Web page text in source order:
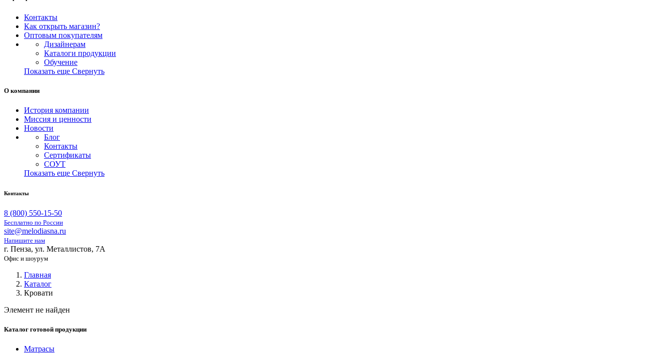
Контакты
Как открыть магазин?
Оптовым покупателям
Дизайнерам
Каталоги продукции
Обучение
Показать еще Свернуть
О компании
История компании
Миссия и ценности
Новости
Блог
Контакты
Сертификаты
СОУТ
Показать еще Свернуть
Контакты
8 (800) 550-15-50
Бесплатно по России
site@melodiasna.ru
Напишите нам
г. Пенза, ул. Металлистов, 7А
Офис и шоурум
Главная
Каталог
Кровати
Элемент не найден
Каталог готовой продукции
Матрасы